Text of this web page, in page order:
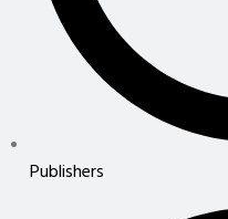
Publishers